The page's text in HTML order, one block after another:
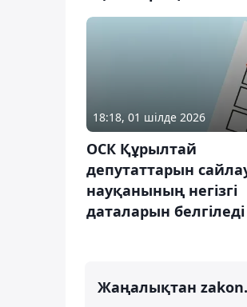
18:18, 01 шілде 2026
ОСК Құрылтай
депутаттарын
науқанының негізгі
даталарын белгіледі
Жаңалықтан